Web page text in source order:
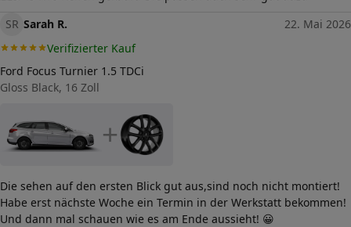
SR Sarah R.
22. Mai 2026
Verifizierter Kauf
Ford Focus Turnier 1.5 TDCi
Gloss Black, 16 Zoll
+
Die sehen auf den ersten Blick gut aus,sind noch nicht montiert!
Habe erst nächste Woche ein Termin in der Werkstatt bekommen!
Und dann mal schauen wie es am Ende aussieht! 😀